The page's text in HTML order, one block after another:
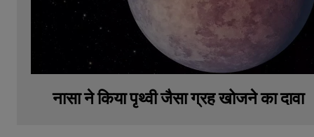
नासा ने किया पृथ्वी जैसा ग्रह खोजने का दावा